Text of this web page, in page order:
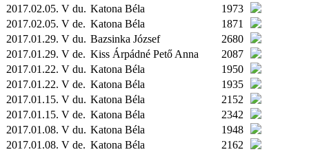
2017.02.05. V du. Katona Béla
1973
2017.02.05. V de. Katona Béla
1871
2017.01.29. V du. Bazsinka József
2680
2017.01.29. V de. Kiss Árpádné Pető Anna
2087
2017.01.22. V du. Katona Béla
1950
2017.01.22. V de. Katona Béla
1935
2017.01.15. V du. Katona Béla
2152
2017.01.15. V de. Katona Béla
2342
2017.01.08. V du. Katona Béla
1948
2017.01.08. V de. Katona Béla
2162